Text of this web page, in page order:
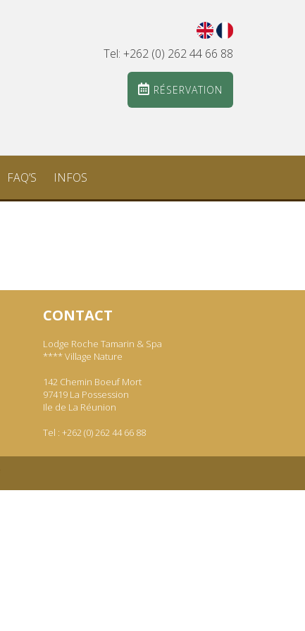
Tel: +262 (0) 262 44 66 88
RÉSERVATION
FAQ’S INFOS
CONTACT
Lodge Roche Tamarin & Spa
**** Village Nature
142 Chemin Boeuf Mort
97419 La Possession
Ile de La Réunion
Tel : +262 (0) 262 44 66 88